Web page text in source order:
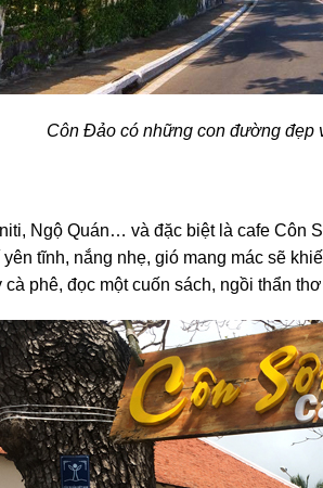
Côn Đảo có những con đường đẹp
Ngộ Quán… và đặc biệt là cafe Côn
tĩnh, nắng nhẹ, gió mang mác sẽ
phê, đọc một cuốn sách, ngồi thẩn